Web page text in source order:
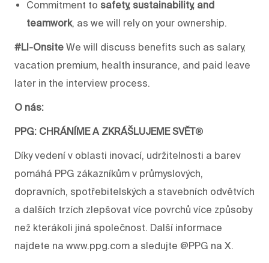
Commitment to safety, sustainability, and
teamwork, as we will rely on your ownership.
#LI-Onsite We will discuss benefits such as salary,
vacation premium, health insurance, and paid leave
later in the interview process.
O nás:
PPG: CHRÁNÍME A ZKRÁŠLUJEME SVĚT®
Díky vedení v oblasti inovací, udržitelnosti a barev
pomáhá PPG zákazníkům v průmyslových,
dopravních, spotřebitelských a stavebních odvětvích
a dalších trzích zlepšovat více povrchů více způsoby
než kterákoli jiná společnost. Další informace
najdete na www.ppg.com a sledujte @PPG na X.